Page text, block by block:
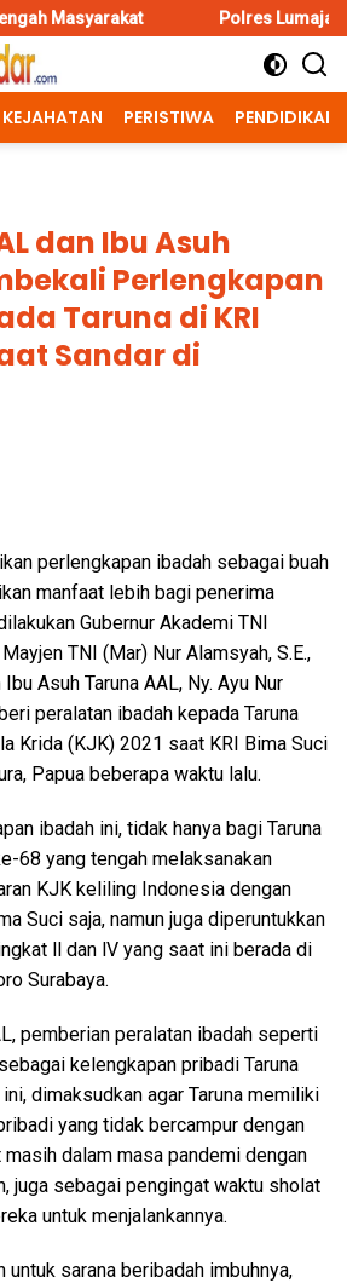
Polres Lumajang Kunci Pergerakan
KEJAHATAN PERISTIWA PENDIDIKAN
dan Ibu Asuh
Perlengkapan
Taruna di KRI
Sandar di
perlengkapan ibadah sebagai buah
manfaat lebih bagi penerima
Gubernur Akademi TNI
TNI (Mar) Nur Alamsyah, S.E.,
Ibu Asuh Taruna AAL, Ny. Ayu Nur
peralatan ibadah kepada Taruna
Krida (KJK) 2021 saat KRI Bima Suci
Papua beberapa waktu lalu.
ibadah ini, tidak hanya bagi Taruna
68 yang tengah melaksanakan
KJK keliling Indonesia dengan
Suci saja, namun juga diperuntukkan
ll dan lV yang saat ini berada di
Surabaya.
pemberian peralatan ibadah seperti
kelengkapan pribadi Taruna
dimaksudkan agar Taruna memiliki
yang tidak bercampur dengan
dalam masa pandemi dengan
juga sebagai pengingat waktu sholat
untuk menjalankannya.
untuk sarana beribadah imbuhnya,